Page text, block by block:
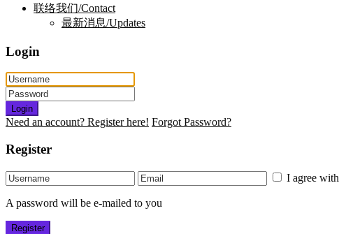
联络我们/Contact
最新消息/Updates
Login
Login
Need an account? Register here! Forgot Password?
Register
I agree with
A password will be e-mailed to you
Register